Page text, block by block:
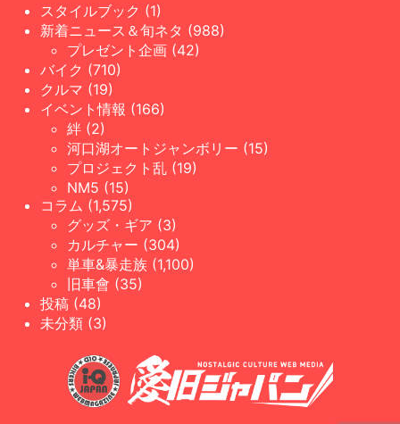
スタイルブック (1)
新着ニュース＆旬ネタ (988)
プレゼント企画 (42)
バイク (710)
クルマ (19)
イベント情報 (166)
絆 (2)
河口湖オートジャンボリー (15)
プロジェクト乱 (19)
NM5 (15)
コラム (1,575)
グッズ・ギア (3)
カルチャー (304)
単車&暴走族 (1,100)
旧車會 (35)
投稿 (48)
未分類 (3)